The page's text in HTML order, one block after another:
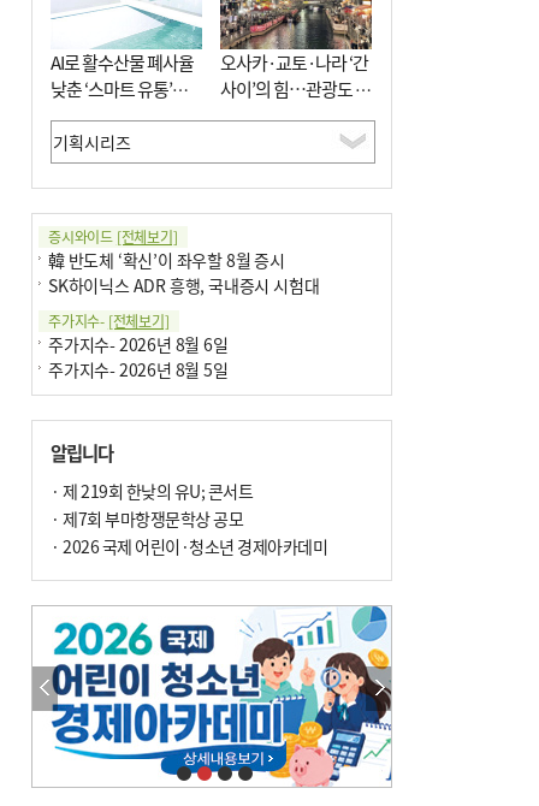
AI로 활수산물 폐사율
낮춘 ‘스마트 유통’…
사막·산악지대 수출
도전
오사카·교토·나라 ‘간
사이’의 힘…관광도 뭉
쳐야 흥한다
증시와이드 [전체보기]
韓 반도체 ‘확신’이 좌우할 8월 증시
SK하이닉스 ADR 흥행, 국내증시 시험대
주가지수- [전체보기]
주가지수- 2026년 8월 6일
주가지수- 2026년 8월 5일
알립니다
· 제 219회 한낮의 유U; 콘서트
· 제7회 부마항쟁문학상 공모
· 2026 국제 어린이·청소년 경제아카데미